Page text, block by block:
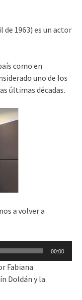
de 1963) es un actor
como en
uno de los
últimas décadas.
a volver a
00:00
Fabiana
Doldán y la